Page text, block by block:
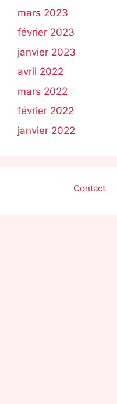
mars 2023
février 2023
janvier 2023
avril 2022
mars 2022
février 2022
janvier 2022
Contact